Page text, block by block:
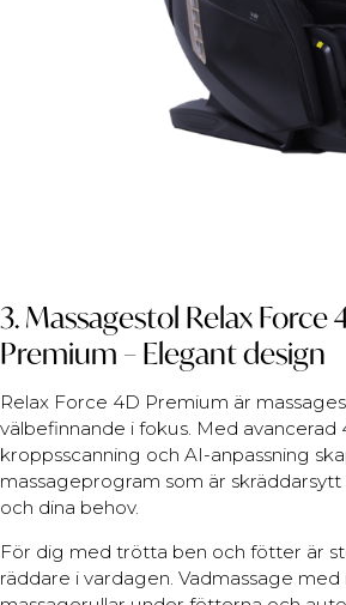
3. Massagestol Relax Force
Premium – Elegant design
Relax Force 4D Premium är
välbefinnande i fokus. Med avancerad
kroppsscanning och AI-anpassning
massageprogram som är
och dina behov.
För dig med trötta ben och fötter är
räddare i vardagen. Vadmassage